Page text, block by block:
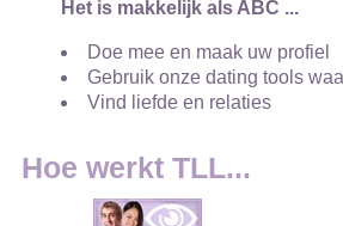
Het is makkelijk als ABC ...
Doe mee en maak uw profiel
Gebruik onze dating tools
Vind liefde en relaties
Hoe werkt TLL...